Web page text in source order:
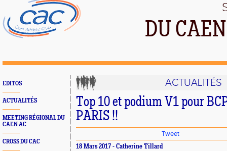
DU
EDITOS
ACTUALITÉS
MEETING RÉGIONAL DU
CAEN AC
CROSS DU CAC
ACTUALITÉS
Top 10 et podium V1 pour
PARIS !!
Tweet
18 Mars 2017 - Catherine Tillard